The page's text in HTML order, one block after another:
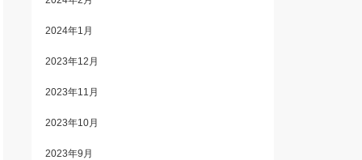
2024年1月
2023年12月
2023年11月
2023年10月
2023年9月